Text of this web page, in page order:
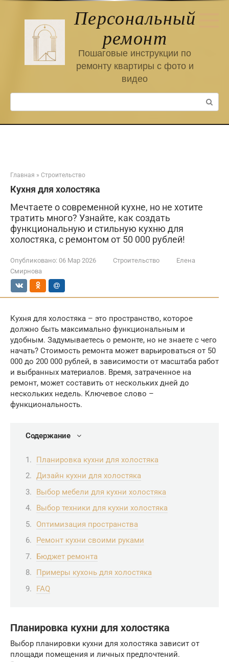
Персональный
ремонт
Пошаговые инструкции по
ремонту квартиры с фото и
видео
Поиск:
Главная » Строительство
Кухня для холостяка
Мечтаете о современной кухне, но не хотите
тратить много? Узнайте, как создать
функциональную и стильную кухню для
холостяка, с ремонтом от 50 000 рублей!
Опубликовано: 06 Мар 2026 Строительство
Елена
Смирнова
Кухня для холостяка – это пространство, которое
должно быть максимально функциональным и
удобным. Задумываетесь о ремонте, но не знаете с чего
начать? Стоимость ремонта может варьироваться от 50
000 до 200 000 рублей, в зависимости от масштаба работ
и выбранных материалов. Время, затраченное на
ремонт, может составить от нескольких дней до
нескольких недель. Ключевое слово –
функциональность.
Содержание
Планировка кухни для холостяка
Дизайн кухни для холостяка
Выбор мебели для кухни холостяка
Выбор техники для кухни холостяка
Оптимизация пространства
Ремонт кухни своими руками
Бюджет ремонта
Примеры кухонь для холостяка
FAQ
Планировка кухни для холостяка
Выбор планировки кухни для холостяка зависит от
площади помещения и личных предпочтений.